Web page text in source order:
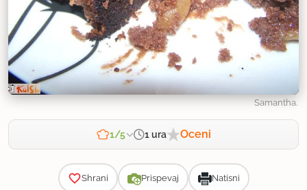
Samantha.
1/5 1 ura Oceni
Shrani Prispevaj Natisni